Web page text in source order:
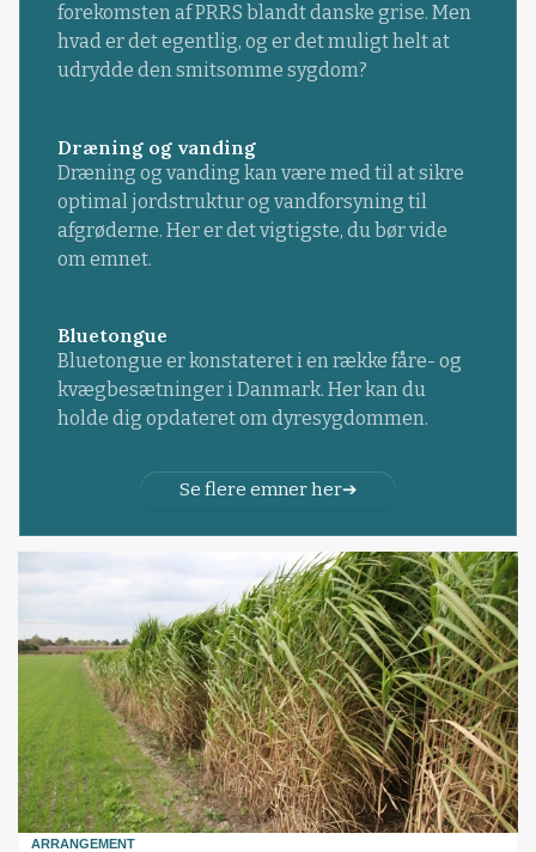
forekomsten af PRRS blandt danske grise. Men
hvad er det egentlig, og er det muligt helt at
udrydde den smitsomme sygdom?
Dræning og vanding
Dræning og vanding kan være med til at sikre
optimal jordstruktur og vandforsyning til
afgrøderne. Her er det vigtigste, du bør vide
om emnet.
Bluetongue
Bluetongue er konstateret i en række fåre- og
kvægbesætninger i Danmark. Her kan du
holde dig opdateret om dyresygdommen.
Se flere emner her
ARRANGEMENT